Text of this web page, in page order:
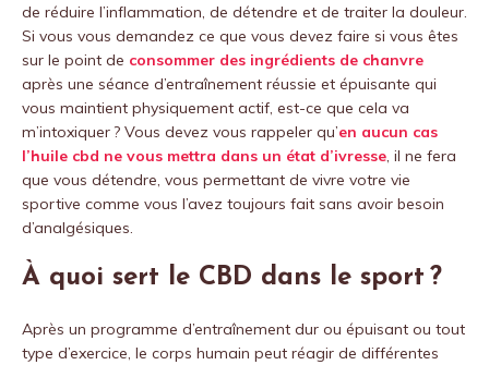
de réduire l’inflammation, de détendre et de traiter la douleur.
Si vous vous demandez ce que vous devez faire si vous êtes
sur le point de consommer des ingrédients de chanvre
après une séance d’entraînement réussie et épuisante qui
vous maintient physiquement actif, est-ce que cela va
m’intoxiquer ? Vous devez vous rappeler qu’en aucun cas
l’huile cbd ne vous mettra dans un état d’ivresse, il ne fera
que vous détendre, vous permettant de vivre votre vie
sportive comme vous l’avez toujours fait sans avoir besoin
d’analgésiques.
À quoi sert le CBD dans le sport ?
Après un programme d’entraînement dur ou épuisant ou tout
type d’exercice, le corps humain peut réagir de différentes